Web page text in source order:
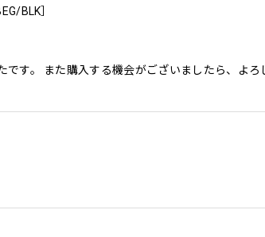
BLK］
す。 また購入する機会がございましたら、よろ